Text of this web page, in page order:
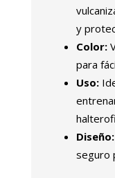
y
Color:
para
Uso:
Diseño:
seguro